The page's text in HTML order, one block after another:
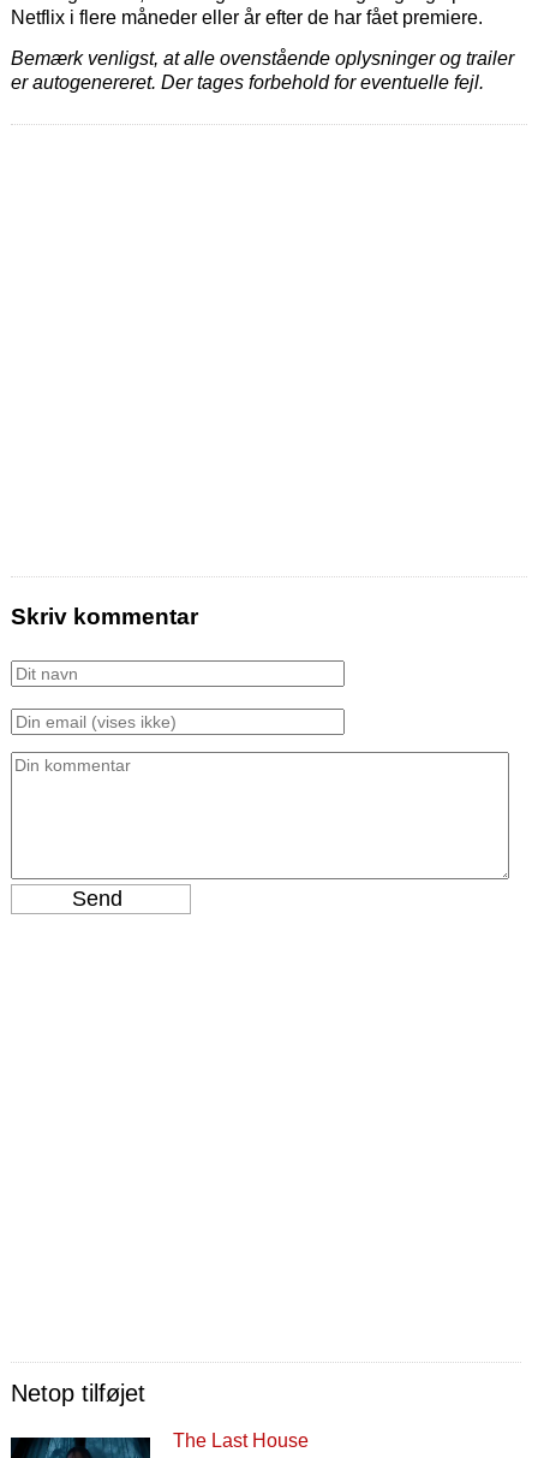
Netflix i flere måneder eller år efter de har fået premiere.
Bemærk venligst, at alle ovenstående oplysninger og trailer
er autogenereret. Der tages forbehold for eventuelle fejl.
Skriv kommentar
Netop tilføjet
The Last House